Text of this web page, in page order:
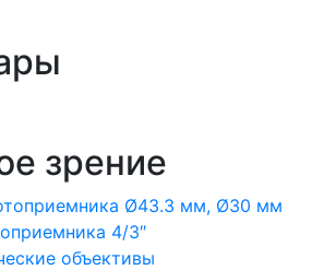
зрение
Ø43.3 мм, Ø30 мм
4/3″
объективы